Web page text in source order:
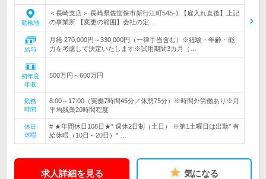
勤務地
＜長崎支店＞ 長崎県佐世保市新行江町545-1 【雇入れ直後】上記
の事業所 【変更の範囲】会社の定…
給与
月給 270,000円～330,000円（一律手当含む）※経験・年齢・能
力を考慮して決定いたします※試用期間3カ月（…
初年度
年収
500万円～600万円
勤務
時間
8:00～17:00（実働7時間45分／休憩75分）※時間外労働あり※月
平均残業20時間程度
休日
休暇
# ★年間休日108日★* 週休2日制（土日） ※第1土曜日は出勤* 有
給休暇（10日～20日）* …
求人詳細を見る 気になる